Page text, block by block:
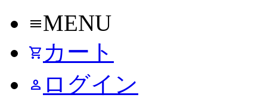
menuMENU
shopping_cart カート
person ログイン